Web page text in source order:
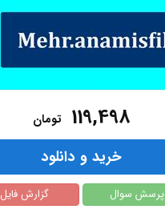
119,498 تومان
خرید و دانلود
پرسش سوال گزارش فایل